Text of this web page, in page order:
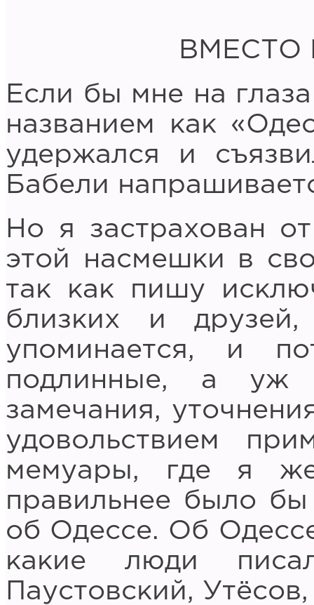
ВМЕСТО
Если бы мне на
названием как
удержался и
Бабели
Но я застрахован
этой насмешки в
так как пишу
близких и
упоминается, и
подлинные, а уж
замечания,
удовольствием
мемуары, где я
правильнее было бы
об Одессе. Об
какие люди
Паустовский,